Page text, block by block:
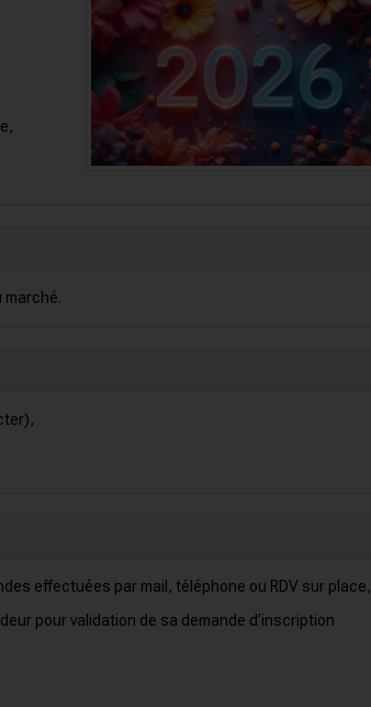
effectuées par mail, téléphone ou RDV sur place,
pour validation de sa demande d’inscription